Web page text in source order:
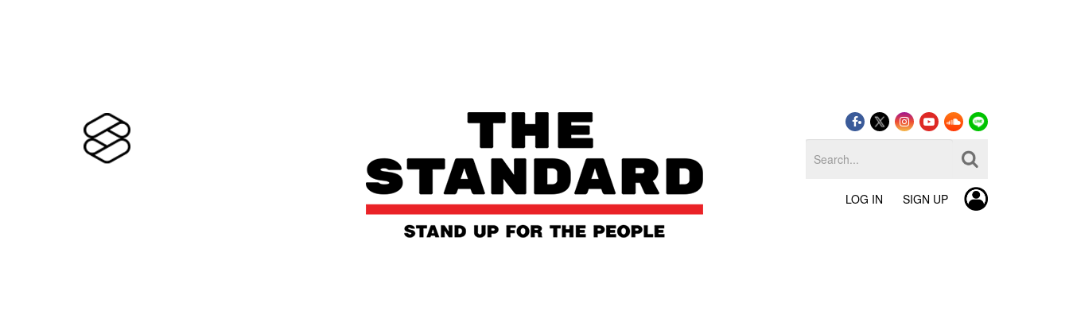
LOG IN SIGN UP